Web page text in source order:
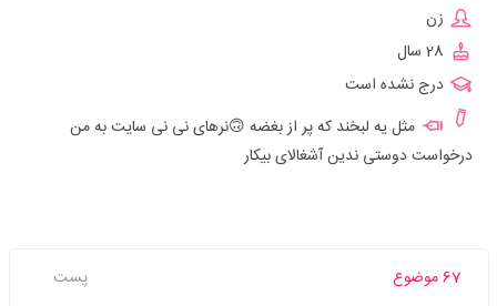
زن
28 سال
درج نشده است
مثل یه لبخند که پر از بغضه 🙃نرهای نی نی سایت به من
درخواست دوستی ندین آشغالای بیکار
67 موضوع پست